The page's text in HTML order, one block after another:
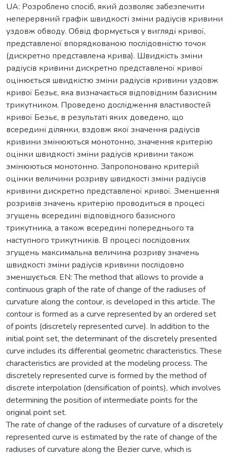
UA: Розроблено спосіб, який дозволяє забезпечити
неперервний графік швидкості зміни радіусів кривини
уздовж обводу. Обвід формується у вигляді кривої,
представленої впорядкованою послідовністю точок
(дискретно представлена крива). Швидкість зміни
радіусів кривини дискретно представленої кривої
оцінюється швидкістю зміни радіусів кривини уздовж
кривої Безьє, яка визначається відповідним базисним
трикутником. Проведено дослідження властивостей
кривої Безьє, в результаті яких доведено, що
всередині ділянки, вздовж якої значення радіусів
кривини змінюються монотонно, значення критерію
оцінки швидкості зміни радіусів кривини також
змінюються монотонно. Запропоновано критерій
оцінки величини розриву швидкості зміни радіусів
кривини дискретно представленої кривої. Зменшення
розривів значень критерію проводиться в процесі
згущень всередині відповідного базисного
трикутника, а також всередині попереднього та
наступного трикутників. В процесі послідовних
згущень максимальна величина розриву значень
швидкості зміни радіусів кривини послідовно
зменшується. EN: The method that allows to provide a
continuous graph of the rate of change of the radiuses of
curvature along the contour, is developed in this article. The
contour is formed as a curve represented by an ordered set
of points (discretely represented curve). In addition to the
initial point set, the determinant of the discretely presented
curve includes its differential geometric characteristics. These
characteristics are provided at the modeling process. The
discretely represented curve is formed by the method of
discrete interpolation (densification of points), which involves
determining the position of intermediate points for the
original point set.
The rate of change of the radiuses of curvature of a discretely
represented curve is estimated by the rate of change of the
radiuses of curvature along the Bezier curve, which is